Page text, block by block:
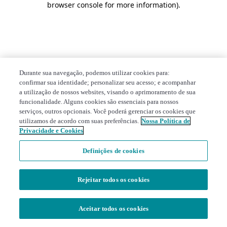
browser console for more information).
Durante sua navegação, podemos utilizar cookies para:
confirmar sua identidade; personalizar seu acesso; e acompanhar
a utilização de nossos websites, visando o aprimoramento de sua
funcionalidade. Alguns cookies são essenciais para nossos
serviços, outros opcionais. Você poderá gerenciar os cookies que
utilizamos de acordo com suas preferências. Nossa Política de
Privacidade e Cookies
Definições de cookies
Rejeitar todos os cookies
Aceitar todos os cookies